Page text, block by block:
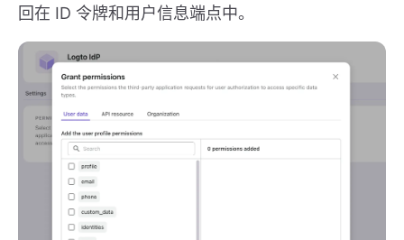
回在 ID 令牌和用户信息端点中。